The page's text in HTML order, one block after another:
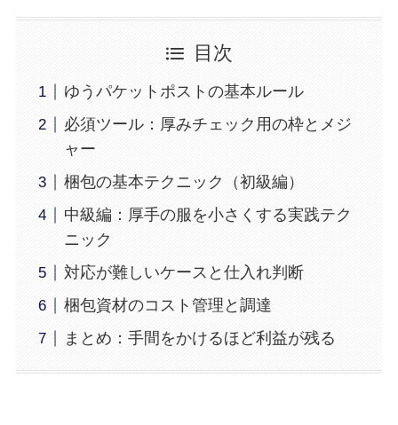
目次
ゆうパケットポストの基本ルール
必須ツール：厚みチェック用の枠とメジ
ャー
梱包の基本テクニック（初級編）
中級編：厚手の服を小さくする実践テク
ニック
対応が難しいケースと仕入れ判断
梱包資材のコスト管理と調達
まとめ：手間をかけるほど利益が残る